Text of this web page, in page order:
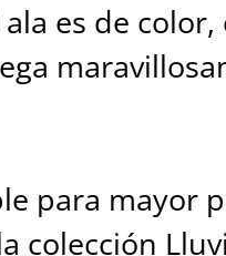
es de
para mayor
colección